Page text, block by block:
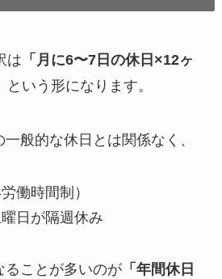
は 「月に6〜7日の休日×12ヶ
という形になります。
般的な休日とは関係なく、
働時間制）
日が隔週休み
ることが多いのが「年間休日